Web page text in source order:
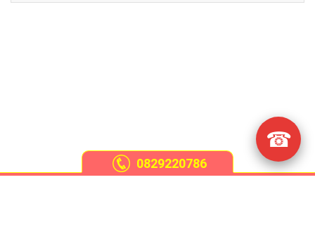
0829220786
☎